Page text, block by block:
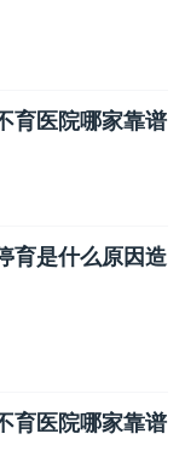
育医院哪家靠谱
育是什么原因造
育医院哪家靠谱